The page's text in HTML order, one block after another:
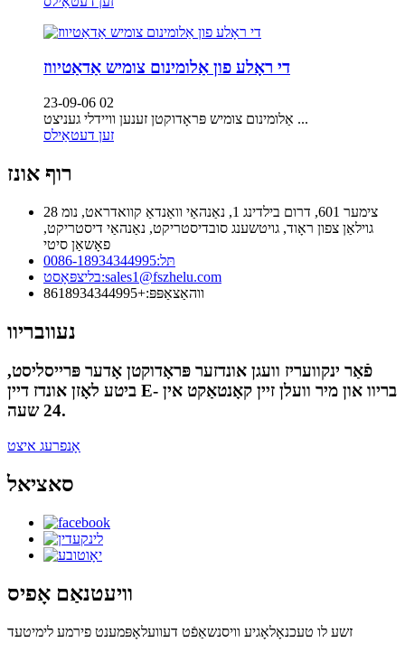
די ראָלע פון ​​אַלומינום צומיש אַדאַטיווז
23-09-06 02
אַלומינום צומיש פּראָדוקטן זענען וויידלי געניצט ...
זען דעטאַילס
רוף אונז
צימער 601, דרום בילדינג 1, נאַנהאַי וואַנדאַ קוואדראט, נומ 28
גוילאַן צפון ראָוד, גויטשענג סובדיסטריקט, נאַנהאַי דיסטריקט,
פאָשאַן סיטי
תּל:0086-18934344995
בליצפּאָסט:sales1@fszhelu.com
ווהאַצאַפּפּ:+8618934344995
נעוובריוו
פֿאַר ינקוועריז וועגן אונדזער פּראָדוקטן אָדער פּרייסליסט,
ביטע לאָזן אונדז דיין E- בריוו און מיר וועלן זיין קאָנטאַקט אין
24 שעה.
אָנפרעג איצט
סאציאל
וויעטנאַם אָפיס
זשע לו טעכנאָלאָגיע וויסנשאַפֿט דעוועלאָפּמענט פירמע לימיטעד